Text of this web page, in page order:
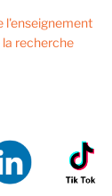
l'enseignement
recherche